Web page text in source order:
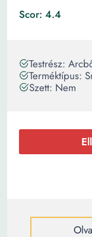
Scor: 4.4
Testrész:
Terméktípus:
Szett: Nem